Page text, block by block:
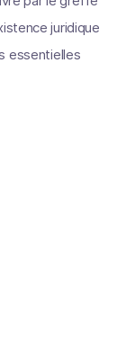
juridique
essentielles